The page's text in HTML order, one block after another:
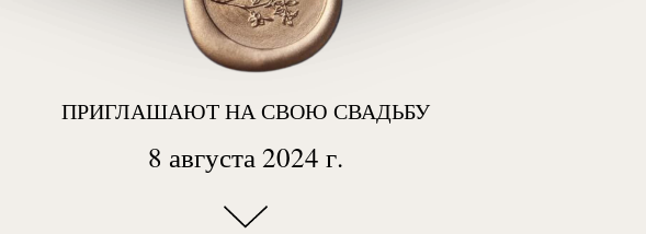
ПРИГЛАШАЮТ НА СВОЮ СВАДЬБУ
8 августа 2024 г.